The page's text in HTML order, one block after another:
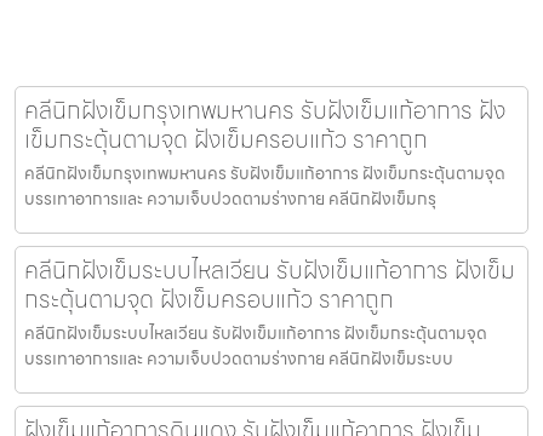
คลีนิกฝังเข็มกรุงเทพมหานคร รับฝังเข็มแก้อาการ ฝัง
เข็มกระตุ้นตามจุด ฝังเข็มครอบแก้ว ราคาถูก
คลีนิกฝังเข็มกรุงเทพมหานคร รับฝังเข็มแก้อาการ ฝังเข็มกระตุ้นตามจุด
บรรเทาอาการและ ความเจ็บปวดตามร่างกาย คลีนิกฝังเข็มกรุ
คลีนิกฝังเข็มระบบไหลเวียน รับฝังเข็มแก้อาการ ฝังเข็ม
กระตุ้นตามจุด ฝังเข็มครอบแก้ว ราคาถูก
คลีนิกฝังเข็มระบบไหลเวียน รับฝังเข็มแก้อาการ ฝังเข็มกระตุ้นตามจุด
บรรเทาอาการและ ความเจ็บปวดตามร่างกาย คลีนิกฝังเข็มระบบ